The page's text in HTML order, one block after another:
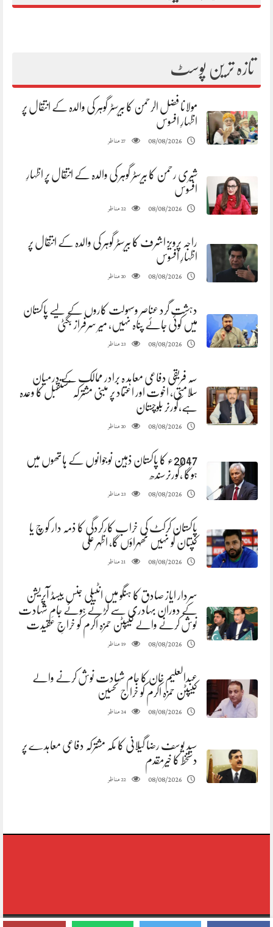
تازہ ترین پوسٹ
مولانا فضل الرحمن کا بیرسٹر گوہر کی والدہ کے انتقال پر
اظہارِ افسوس
08/08/2026
27مناظر
شیری رحمن کا بیرسٹر گوہر کی والدہ کے انتقال پر اظہارِ
افسوس
08/08/2026
22مناظر
راجہ پرویز اشرف کا بیرسٹر گوہر کی والدہ کے انتقال پر
اظہارِ افسوس
08/08/2026
20مناظر
دہشت گرد عناصر وسہولت کاروں کے لیے پاکستان
میں کوئی جائے پناہ نہیں، میر سرفراز بگٹی
08/08/2026
23مناظر
سہ فریقی دفاعی معاہد ہ برادر ممالک کے درمیان
سلامتی، اخوت اور اعتماد پر مبنی مشترکہ مستقبل کا وعدہ
ہے،گورنر بلوچستان
08/08/2026
20مناظر
2047ء کا پاکستان ذہین نوجوانوں کے ہاتھوں میں
ہوگا ،گورنرسندھ
08/08/2026
23مناظر
پاکستان کرکٹ کی خراب کارکردگی کا ذمہ دار کوچ یا
کپتان کو نہیں ٹھہراؤں گا، اظہر علی
08/08/2026
21مناظر
سردار ایاز صادق کا ہنگو میں انٹیلی جنس بیسڈ آپریشن
کے دوران بہادری سے لڑتے ہوئے جامِ شہادت
نوش کرنے والے کیپٹن حمزہ اکرم کو خراجِ عقیدت
08/08/2026
19مناظر
عبدالعلیم خان کا جام شہادت نوش کرنے والے
کیپٹن حمزہ اکرم کو خراج تحسین
08/08/2026
24مناظر
سید یوسف رضا گیلانی کا مکہ مشترکہ دفاعی معاہدے پر
دستخط کا خیرمقدم
08/08/2026
22مناظر